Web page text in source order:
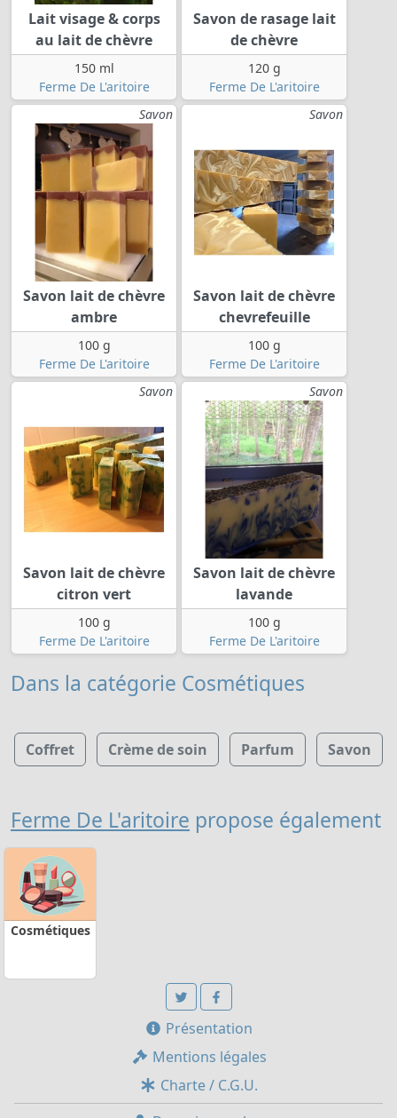
Lait visage & corps
au lait de chèvre
150 ml
Ferme De L'aritoire
Savon de rasage lait
de chèvre
120 g
Ferme De L'aritoire
Savon
Savon lait de chèvre
ambre
100 g
Ferme De L'aritoire
Savon
Savon lait de chèvre
chevrefeuille
100 g
Ferme De L'aritoire
Savon
Savon lait de chèvre
citron vert
100 g
Ferme De L'aritoire
Savon
Savon lait de chèvre
lavande
100 g
Ferme De L'aritoire
Dans la catégorie Cosmétiques
Coffret Crème de soin Parfum Savon
Ferme De L'aritoire propose également
Cosmétiques
Présentation
Mentions légales
Charte / C.G.U.